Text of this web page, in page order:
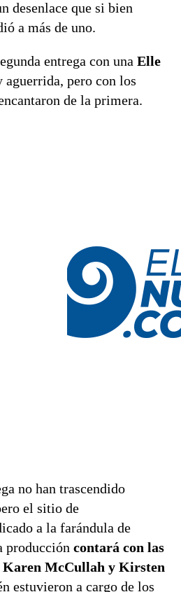
desenlace que si bien
a más de uno.
entrega con una Elle
aguerrida, pero con los
de la primera.
no han trascendido
el sitio de
a la farándula de
producción contará con las
Karen McCullah y Kirsten
estuvieron a cargo de los